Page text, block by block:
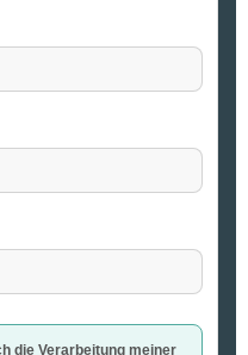
die Verarbeitung meiner